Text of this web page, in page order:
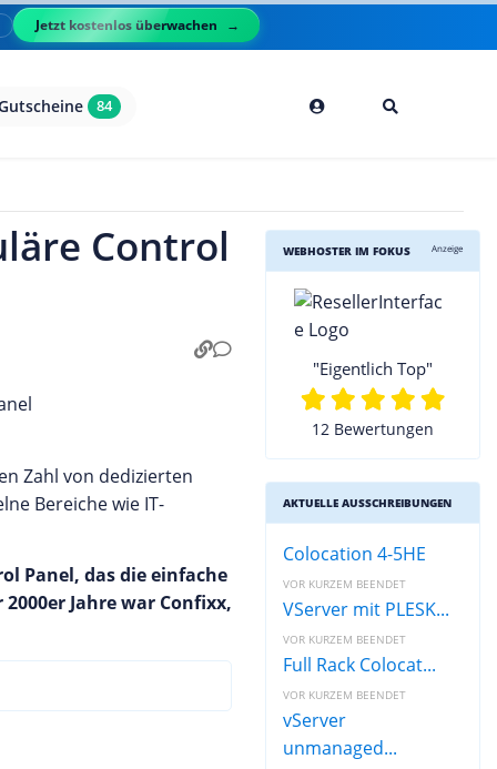
Jetzt kostenlos überwachen
84
Control
Zahl von dedizierten
Bereiche wie IT-
Panel, das die einfache
Jahre war Confixx,
WEBHOSTER IM FOKUS Anzeige
"Eigentlich Top"
12 Bewertungen
AKTUELLE AUSSCHREIBUNGEN
Colocation 4-5HE
VOR KURZEM BEENDET
VServer mit PLESK...
VOR KURZEM BEENDET
Full Rack Colocat...
VOR KURZEM BEENDET
vServer
unmanaged...